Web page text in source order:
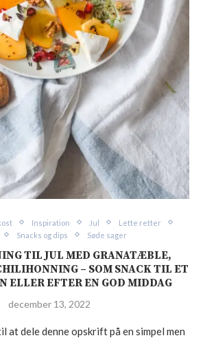
Inspiration Jul
Lette retter
Snacks og dips Søde sager
TIL JUL MED GRANATÆBLE,
– SOM SNACK TIL ET
ELLER EFTER EN GOD MIDDAG
december 13, 2022
at dele denne opskrift på en simpel men